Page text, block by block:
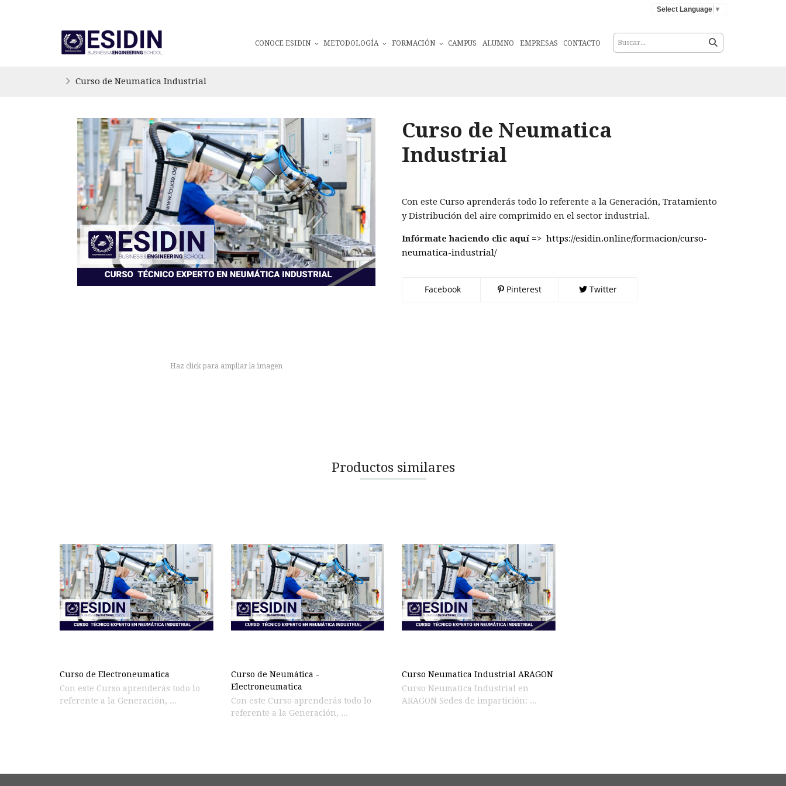
Select Language ▼
CONOCE ESIDIN METODOLOGÍA FORMACIÓN CAMPUS ALUMNO EMPRESAS CONTACTO
Curso de Neumatica Industrial
Haz click para ampliar la imagen
Curso de Neumatica
Industrial
Con este Curso aprenderás todo lo referente a la Generación, Tratamiento
y Distribución del aire comprimido en el sector industrial.
Infórmate haciendo clic aquí => https://esidin.online/formacion/curso-
neumatica-industrial/
Facebook Pinterest Twitter
Productos similares
Curso de Electroneumatica
Con este Curso aprenderás todo lo
referente a la Generación, ...
Curso de Neumática -
Electroneumatica
Con este Curso aprenderás todo lo
referente a la Generación, ...
Curso Neumatica Industrial ARAGON
Curso Neumatica Industrial en
ARAGON Sedes de impartición: ...